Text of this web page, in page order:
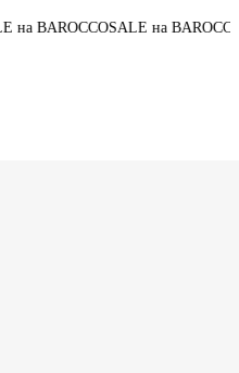
SALE на BAROCCOДо конца акции